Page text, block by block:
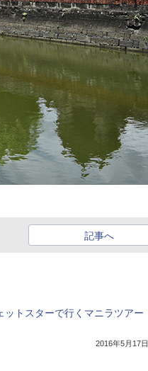
記事へ
ットスターで行くマニラツアー
2016年5月17日